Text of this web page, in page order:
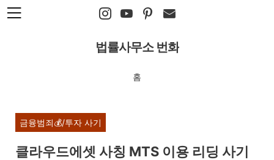
본문 바로가기
법률사무소 번화
홈
금융범죄💰/투자 사기
클라우드에셋 사칭 MTS 이용 리딩 사기